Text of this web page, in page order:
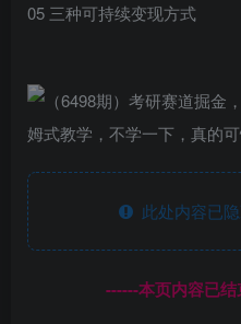
05 三种可持续变现方式
此处内容已隐
------本页内容已